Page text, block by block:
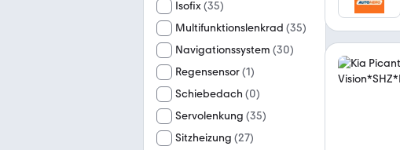
Isofix(35)
Multifunktionslenkrad (35)
Navigationssystem (30)
Regensensor(1)
Schiebedach (0)
Servolenkung (35)
Sitzheizung (27)